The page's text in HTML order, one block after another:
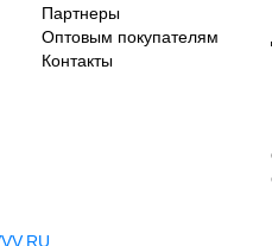
Партнеры
Оптовым покупателям
Контакты